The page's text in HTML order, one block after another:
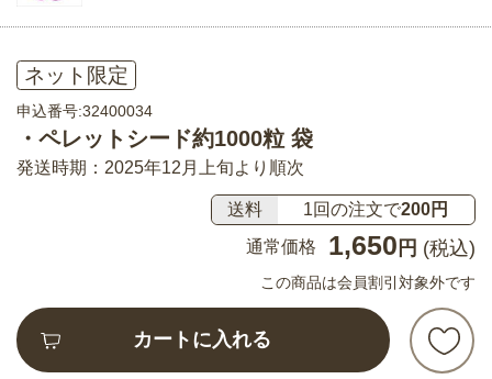
ネット限定
申込番号:32400034
・ペレットシード約1000粒 袋
発送時期：2025年12月上旬より順次
送料 1回の注文で200円
通常価格
1,650 円 (税込)
この商品は会員割引対象外です
カートに入れる